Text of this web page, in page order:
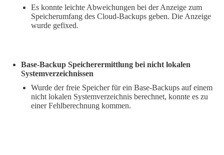
Es konnte leichte Abweichungen bei der Anzeige zum
Speicherumfang des Cloud-Backups geben. Die Anzeige
wurde gefixed.
Base-Backup Speicherermittlung bei nicht lokalen
Systemverzeichnissen
Wurde der freie Speicher für ein Base-Backups auf einem
nicht lokalen Systemverzeichnis berechnet, konnte es zu
einer Fehlberechnung kommen.